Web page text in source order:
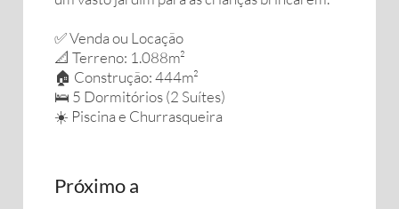
✅ Venda ou Locação
📐 Terreno: 1.088m²
🏠 Construção: 444m²
🛌 5 Dormitórios (2 Suítes)
☀️ Piscina e Churrasqueira
Próximo a